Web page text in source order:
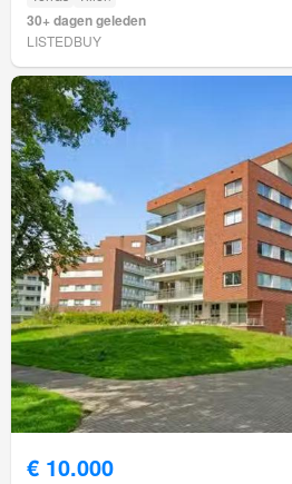
30+ dagen geleden
LISTEDBUY
€ 10.000